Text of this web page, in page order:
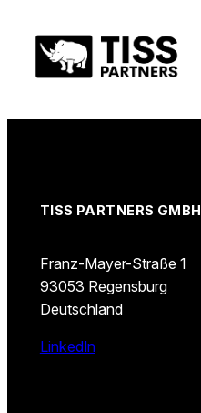
Inhalt
springen
TISS PARTNERS GMBH
Franz-Mayer-Straße 1
93053 Regensburg
Deutschland
LinkedIn